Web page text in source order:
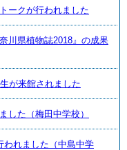
ークが行われました
川県植物誌2018』の成果
が来館されました
た（梅田中学校）
れました（中島中学